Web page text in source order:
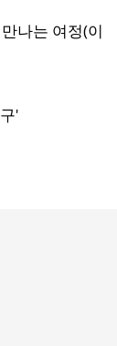
나는 여정(이
'